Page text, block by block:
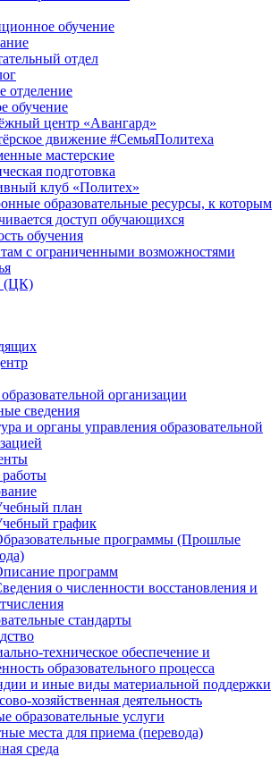
обучение
отдел
отделение
обучение
центр «Авангард»
движение #СемьяПолитеха
мастерские
подготовка
клуб «Политех»
образовательные ресурсы, к которым
доступ обучающихся
обучения
с ограниченными возможностями
(ЦК)
организации
сведения
и органы управления образовательной
план
график
программы (Прошлые
программ
о численности восстановления и
стандарты
техническое обеспечение и
образовательного процесса
и иные виды материальной поддержки
хозяйственная деятельность
образовательные услуги
места для приема (перевода)
среда